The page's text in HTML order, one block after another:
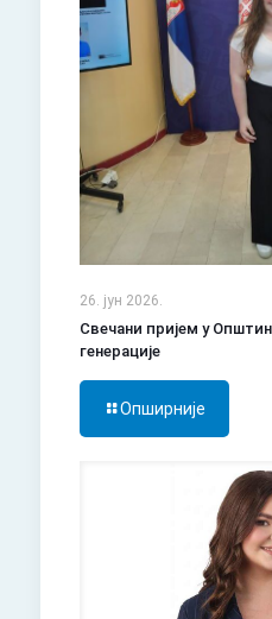
26. јун 2026.
Свечани пријем у
генерације
Опширније